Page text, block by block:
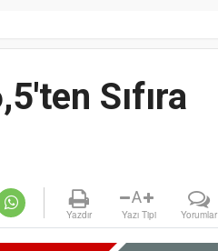
Sıfıra
Yazdır
A
Yazı Tipi Yorumlar